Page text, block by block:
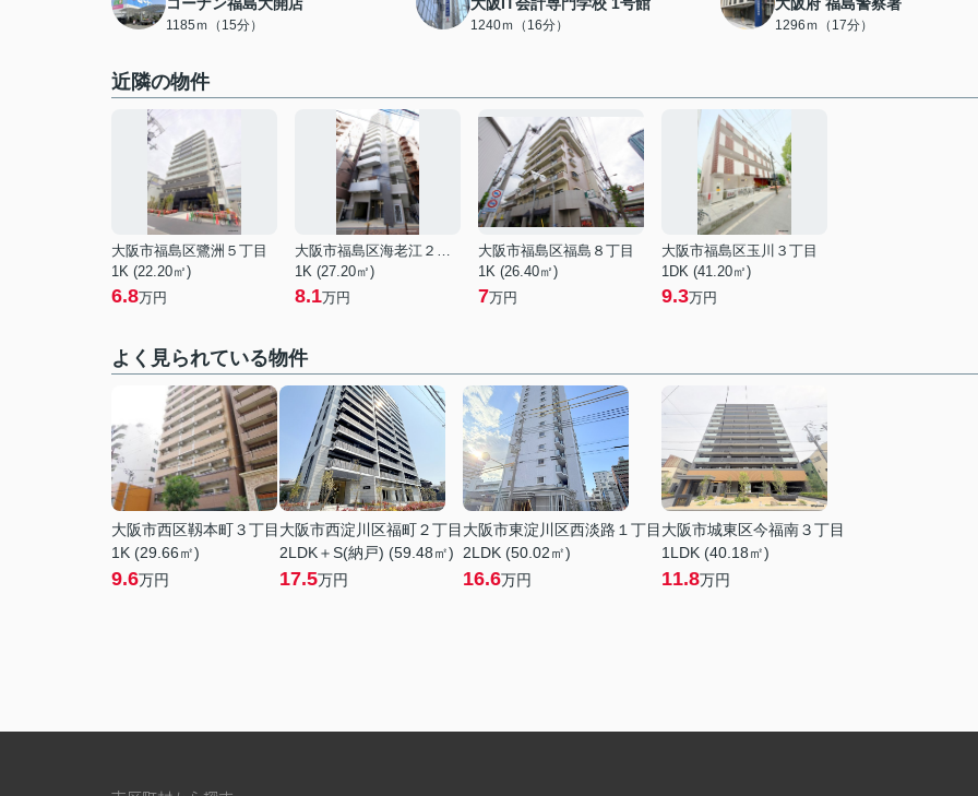
1185ｍ（15分） 1240ｍ（16分） 1296ｍ（17分）
近隣の物件
大阪市福島区鷺洲５丁目
1K (22.20㎡)
6.8万円
大阪市福島区海老江２丁目
1K (27.20㎡)
8.1万円
大阪市福島区福島８丁目
1K (26.40㎡)
7万円
大阪市福島区玉川３丁目
1DK (41.20㎡)
9.3万円
よく見られている物件
大阪市西区靱本町３丁目
1K (29.66㎡)
9.6万円
大阪市西淀川区福町２丁目
2LDK＋S(納戸) (59.48㎡)
17.5万円
大阪市東淀川区西淡路１丁目
2LDK (50.02㎡)
16.6万円
大阪市城東区今福南３丁目
1LDK (40.18㎡)
11.8万円